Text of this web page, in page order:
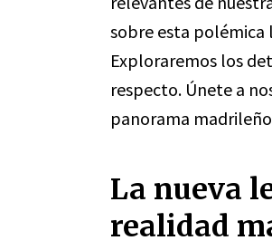
sobre esta polémica
Exploraremos los
respecto. Únete a
panorama
La nueva
realidad